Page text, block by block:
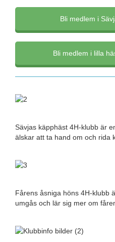
Bli medlem i
Bli medlem i lilla
Sävjas käpphäst 4H-klubb är
älskar att ta hand om och rida
Fårens åsniga höns 4H-klubb
umgås och lär sig mer om